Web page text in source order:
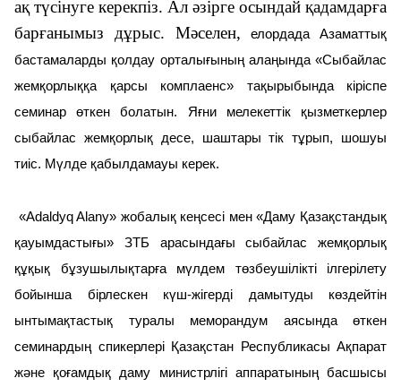
ақ түсінуге керекпіз. Ал әзірге осындай қадамдарға
барғанымыз дұрыс. Мәселен,елордада Азаматтық
бастамаларды қолдау орталығының алаңында «Сыбайлас
жемқорлыққа қарсы комплаенс» тақырыбында кіріспе
семинар өткен болатын. Яғни мелекеттік қызметкерлер
сыбайлас жемқорлық десе, шаштары тік тұрып, шошуы
тиіс. Мүлде қабылдамауы керек.
«Adaldyq Alany» жобалық кеңсесі мен «Даму Қазақстандық
қауымдастығы» ЗТБ арасындағы сыбайлас жемқорлық
құқық бұзушылықтарға мүлдем төзбеушілікті ілгерілету
бойынша бірлескен күш-жігерді дамытуды көздейтін
ынтымақтастық туралы меморандум аясында өткен
семинардың спикерлері Қазақстан Республикасы Ақпарат
және қоғамдық даму министрлігі аппаратының басшысы